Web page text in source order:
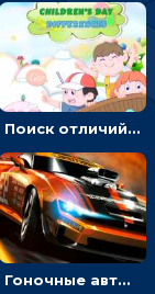
Поиск отличий на картинках с детьми - головоломка
Гоночные авто в пазлах: разбей картинку и собери снова